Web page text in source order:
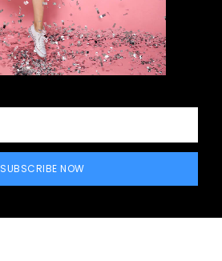
SUBSCRIBE NOW